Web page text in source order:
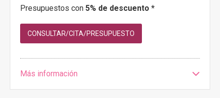
Presupuestos con 5% de descuento *
CONSULTAR/CITA/PRESUPUESTO
Más información